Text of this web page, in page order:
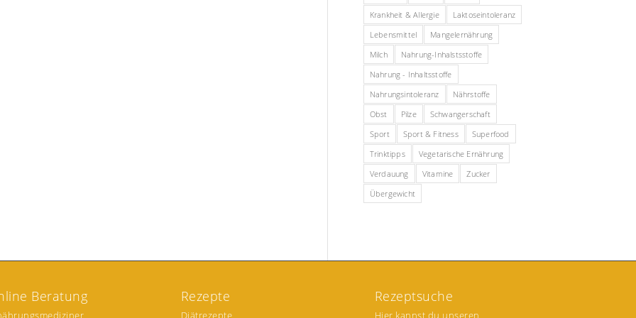
Krankheit & Allergie
Laktoseintoleranz
Lebensmittel
Mangelernährung
Milch
Nahrung-Inhalstsstoffe
Nahrung - Inhaltsstoffe
Nahrungsintoleranz
Nährstoffe
Obst
Pilze
Schwangerschaft
Sport
Sport & Fitness
Superfood
Trinktipps
Vegetarische Ernährung
Verdauung
Vitamine
Zucker
Übergewicht
Beratung Rezepte
Diätrezepte
Rezeptsuche
Hier kannst du unseren